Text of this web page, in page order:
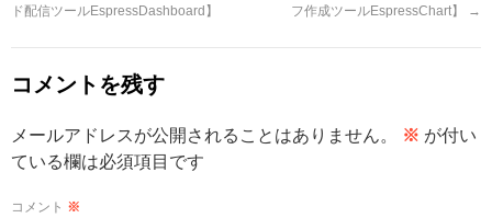
ド配信ツールEspressDashboard】
フ作成ツールEspressChart】
→
コメントを残す
メールアドレスが公開されることはありません。 ※ が付い
ている欄は必須項目です
コメント ※